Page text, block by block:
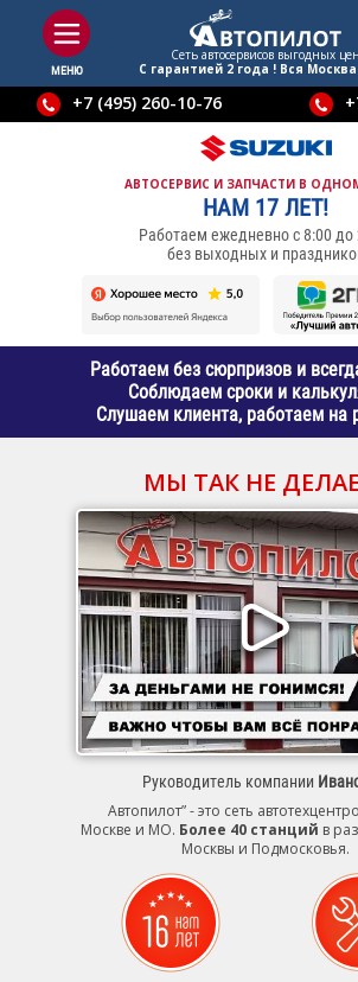
МЕНЮ
Сеть автосервисов выгодныx цен
С гарантией 2 года ! Вся
+7 (495) 260-10-76
АВТОСЕРВИС И ЗАПЧАСТИ В
НАМ 17 ЛЕТ!
Работаем ежедневно с 8:00 до
без выходных и
Работаем без сюрпризов и
Соблюдаем сроки и
Слушаем клиента, работаем на
МЫ ТАК НЕ
Руководитель компании
Автопилот” - это сеть
Москве и МО. Более 40 станций в
Москвы и Подмосковья.